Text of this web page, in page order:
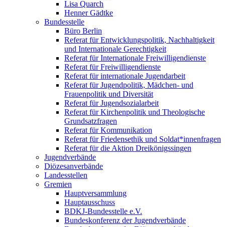
Lisa Quarch
Henner Gädtke
Bundesstelle
Büro Berlin
Referat für Entwicklungspolitik, Nachhaltigkeit
und Internationale Gerechtigkeit
Referat für Internationale Freiwilligendienste
Referat für Freiwilligendienste
Referat für internationale Jugendarbeit
Referat für Jugendpolitik, Mädchen- und
Frauenpolitik und Diversität
Referat für Jugendsozialarbeit
Referat für Kirchenpolitik und Theologische
Grundsatzfragen
Referat für Kommunikation
Referat für Friedensethik und Soldat*innenfragen
Referat für die Aktion Dreikönigssingen
Jugendverbände
Diözesanverbände
Landesstellen
Gremien
Hauptversammlung
Hauptausschuss
BDKJ-Bundesstelle e.V.
Bundeskonferenz der Jugendverbände